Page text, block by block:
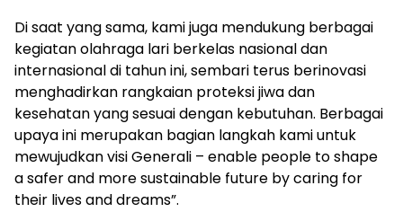
Di saat yang sama, kami juga mendukung berbagai
kegiatan olahraga lari berkelas nasional dan
internasional di tahun ini, sembari terus berinovasi
menghadirkan rangkaian proteksi jiwa dan
kesehatan yang sesuai dengan kebutuhan. Berbagai
upaya ini merupakan bagian langkah kami untuk
mewujudkan visi Generali – enable people to shape
a safer and more sustainable future by caring for
their lives and dreams”.